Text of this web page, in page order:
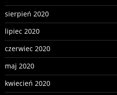
sierpień 2020
lipiec 2020
czerwiec 2020
maj 2020
kwiecień 2020